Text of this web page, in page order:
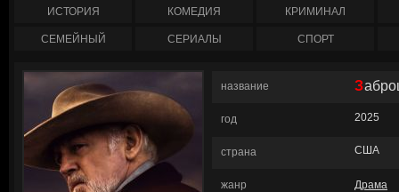
ИСТОРИЯ КОМЕДИЯ КРИМИНАЛ
СЕМЕЙНЫЙ СЕРИАЛЫ СПОРТ
название
год 2025
страна США
жанр Драма